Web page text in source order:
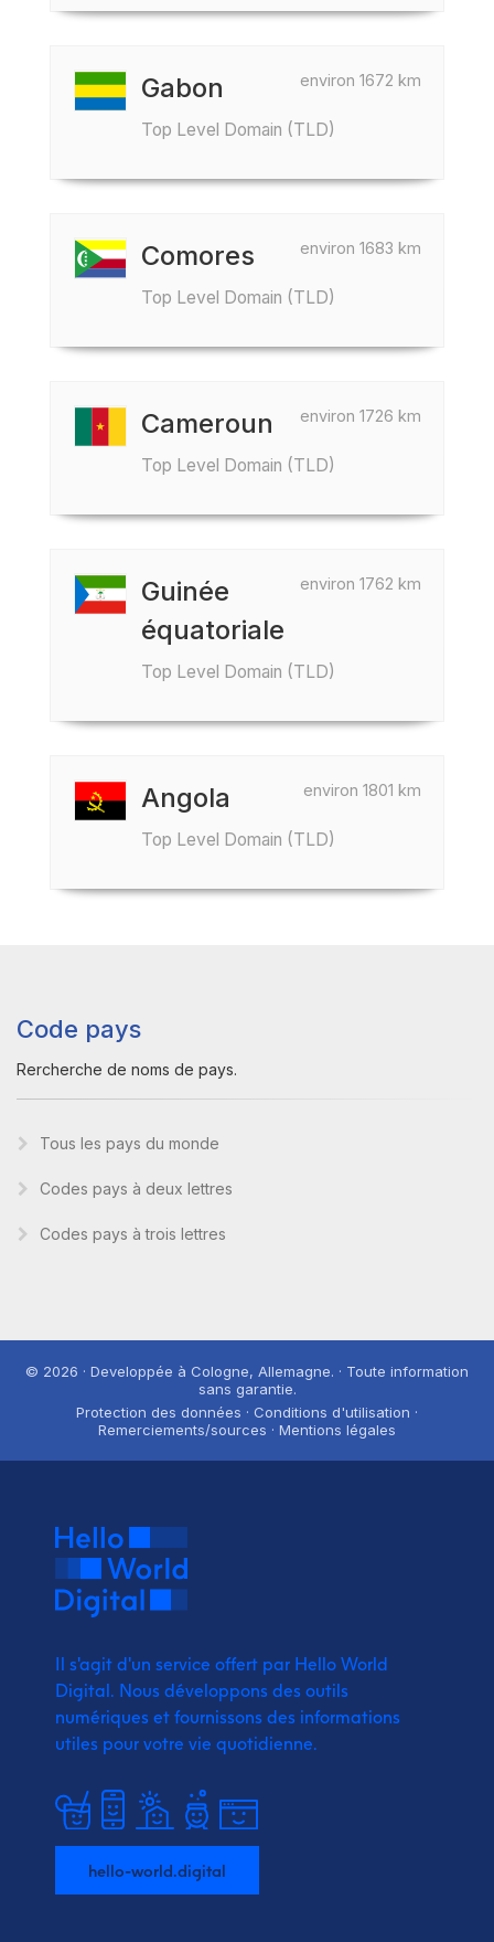
environ 1672 km
Gabon
Top Level Domain (TLD)
environ 1683 km
Comores
Top Level Domain (TLD)
environ 1726 km
Cameroun
Top Level Domain (TLD)
environ 1762 km
Guinée
équatoriale
Top Level Domain (TLD)
environ 1801 km
Angola
Top Level Domain (TLD)
Code pays
Rercherche de noms de pays.
Tous les pays du monde
Codes pays à deux lettres
Codes pays à trois lettres
© 2026 · Developpée à Cologne, Allemagne. · Toute information
sans garantie.
Protection des données · Conditions d'utilisation ·
Remerciements/sources · Mentions légales
Il s'agit d'un service offert par Hello World
Digital. Nous développons des outils
numériques et fournissons des informations
utiles pour votre vie quotidienne.
hello-world.digital